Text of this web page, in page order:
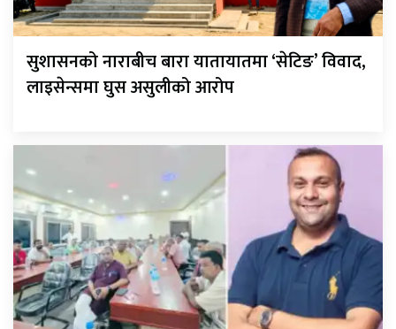
सुशासनको नाराबीच बारा यातायातमा ‘सेटिङ’ विवाद,
लाइसेन्समा घुस असुलीको आरोप